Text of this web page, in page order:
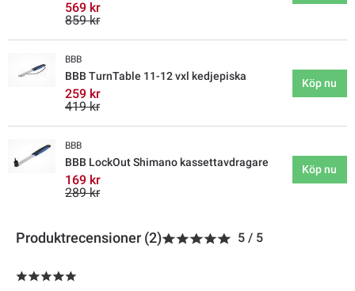
569 kr
859 kr
BBB
BBB TurnTable 11-12 vxl kedjepiska
259 kr
419 kr
Köp nu
BBB
BBB LockOut Shimano kassettavdragare
169 kr
289 kr
Köp nu
Produktrecensioner (2) 5 / 5